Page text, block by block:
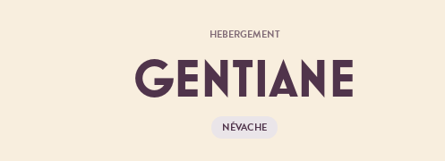
HEBERGEMENT
GENTIANE
NÉVACHE